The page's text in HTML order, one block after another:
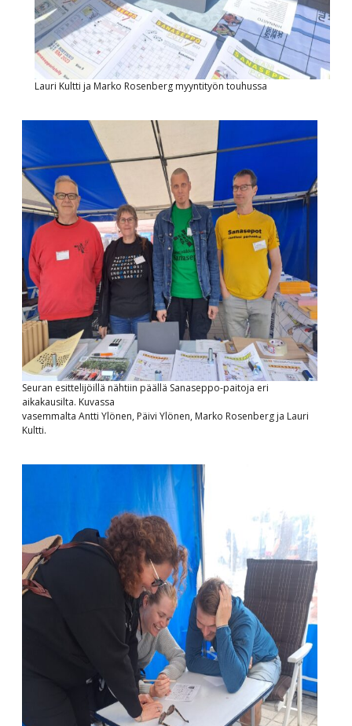
Lauri Kultti ja Marko Rosenberg myyntityön touhussa
Seuran esittelijöillä nähtiin päällä Sanaseppo-paitoja eri
aikakausilta. Kuvassa
vasemmalta Antti Ylönen, Päivi Ylönen, Marko Rosenberg ja Lauri
Kultti.